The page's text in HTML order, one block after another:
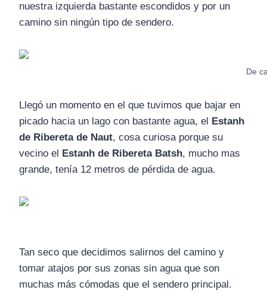
nuestra izquierda bastante escondidos y por un
camino sin ningún tipo de sendero.
De
Llegó un momento en el que tuvimos que bajar en
picado hacia un lago con bastante agua, el Estanh
de Ribereta de Naut, cosa curiosa porque su
vecino el Estanh de Ribereta Batsh, mucho mas
grande, tenía 12 metros de pérdida de agua.
Tan seco que decidimos salirnos del camino y
tomar atajos por sus zonas sin agua que son
muchas más cómodas que el sendero principal.